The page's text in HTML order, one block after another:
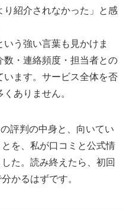
紹介されなかった」と感
いう強い言葉も見かけま
・連絡頻度・担当者との
ます。サービス全体を否
ありません。
の評判の中身と、向いてい
を、私が口コミと公式情
た。読み終えたら、初回
かるはずです。